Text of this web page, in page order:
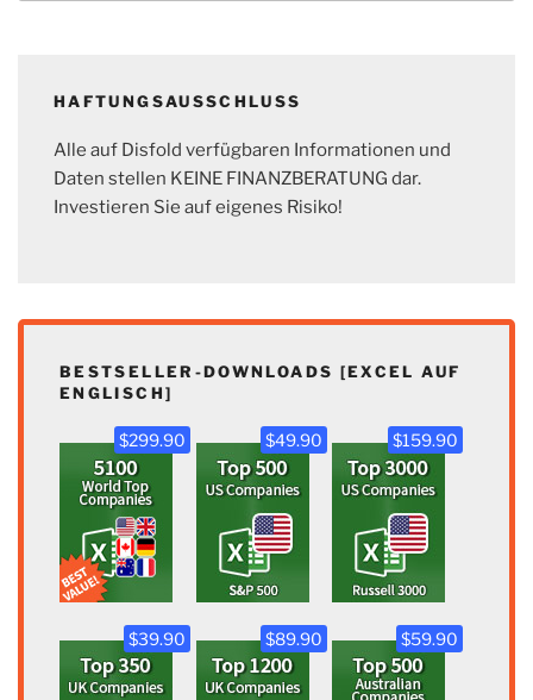
HAFTUNGSAUSSCHLUSS
Alle auf Disfold verfügbaren Informationen und
Daten stellen KEINE FINANZBERATUNG dar.
Investieren Sie auf eigenes Risiko!
BESTSELLER-DOWNLOADS [EXCEL AUF
ENGLISCH]
$299.90 $49.90 $159.90
$39.90 $89.90 $59.90